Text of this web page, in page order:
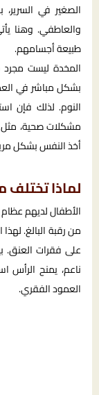
الصغير في
والعاطفي. وهنا
طبيعة أجسامهم.
المخدة ليست
بشكل مباشر في
النوم. لذلك فإن
مشكلات صحية، مثل
أخذ النفس بشكل
لماذا تختلف
الأطفال لديهم
من رقبة البالغ.
على فقرات العنق.
ناعم، يمنح الرأس
العمود الفقري.